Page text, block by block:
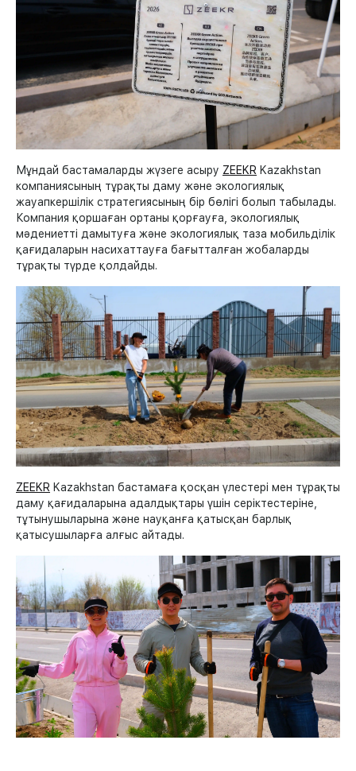
Мұндай бастамаларды жүзеге асыру ZEEKR Kazakhstan
компаниясының тұрақты даму және экологиялық
жауапкершілік стратегиясының бір бөлігі болып табылады.
Компания қоршаған ортаны қорғауға, экологиялық
мәдениетті дамытуға және экологиялық таза мобильділік
қағидаларын насихаттауға бағытталған жобаларды
тұрақты түрде қолдайды.
ZEEKR Kazakhstan бастамаға қосқан үлестері мен тұрақты
даму қағидаларына адалдықтары үшін серіктестеріне,
тұтынушыларына және науқанға қатысқан барлық
қатысушыларға алғыс айтады.